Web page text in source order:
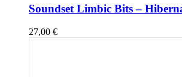
Soundset Limbic Bits –
27,00 €